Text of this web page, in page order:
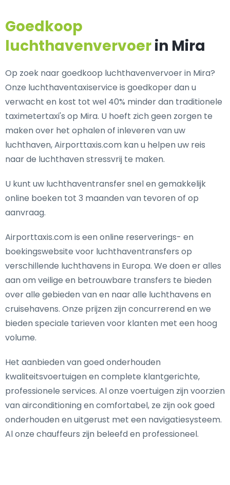
Goedkoop
luchthavenvervoerin Mira
Op zoek naar goedkoop luchthavenvervoer in Mira?
Onze luchthaventaxiservice is goedkoper dan u
verwacht en kost tot wel 40% minder dan traditionele
taximetertaxi's op Mira. U hoeft zich geen zorgen te
maken over het ophalen of inleveren van uw
luchthaven, Airporttaxis.com kan u helpen uw reis
naar de luchthaven stressvrij te maken.
U kunt uw luchthaventransfer snel en gemakkelijk
online boeken tot 3 maanden van tevoren of op
aanvraag.
Airporttaxis.com is een online reserverings- en
boekingswebsite voor luchthaventransfers op
verschillende luchthavens in Europa. We doen er alles
aan om veilige en betrouwbare transfers te bieden
over alle gebieden van en naar alle luchthavens en
cruisehavens. Onze prijzen zijn concurrerend en we
bieden speciale tarieven voor klanten met een hoog
volume.
Het aanbieden van goed onderhouden
kwaliteitsvoertuigen en complete klantgerichte,
professionele services. Al onze voertuigen zijn voorzien
van airconditioning en comfortabel, ze zijn ook goed
onderhouden en uitgerust met een navigatiesysteem.
Al onze chauffeurs zijn beleefd en professioneel.